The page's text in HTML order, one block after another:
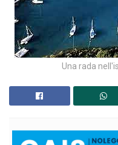
Una rada